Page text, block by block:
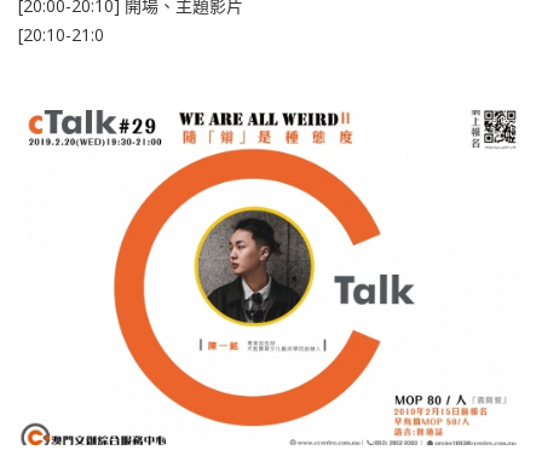
[20:00-20:10] 開場、主題影片
[20:10-21:0